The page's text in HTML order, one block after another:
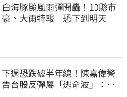
白海豚颱風雨彈開轟！10縣市
豪、大雨特報 恐下到明天
下週恐跌破半年線！陳嘉偉警
告台股反彈屬「逃命波」：空